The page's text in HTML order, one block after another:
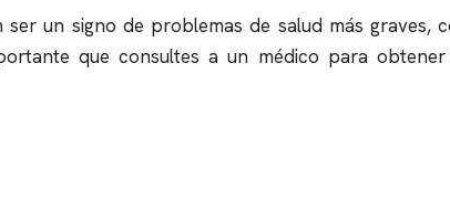
ser un signo de problemas de salud más graves,
que consultes a un médico para